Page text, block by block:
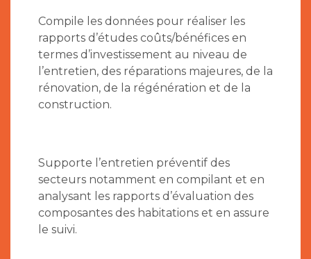
Compile les données pour réaliser les
rapports d’études coûts/bénéfices en
termes d’investissement au niveau de
l’entretien, des réparations majeures, de la
rénovation, de la régénération et de la
construction.
Supporte l’entretien préventif des
secteurs notamment en compilant et en
analysant les rapports d’évaluation des
composantes des habitations et en assure
le suivi.